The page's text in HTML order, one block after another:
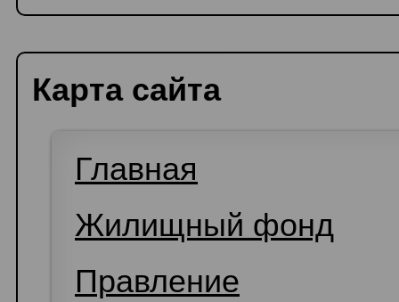
Карта сайта
Главная
Жилищный фонд
Правление